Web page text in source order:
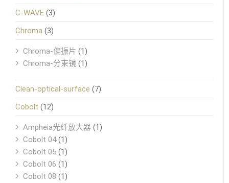
C-WAVE (3)
Chroma (3)
Chroma-偏振片 (1)
Chroma-分束镜 (1)
Clean-optical-surface (7)
Cobolt (12)
Ampheia光纤放大器 (1)
Cobolt 04(1)
Cobolt 05 (1)
Cobolt 06 (1)
Cobolt 08 (1)